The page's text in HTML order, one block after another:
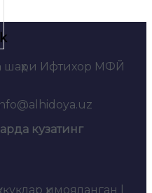
шаҳри Ифтихор МФЙ
кузатинг
ҳимояланган |